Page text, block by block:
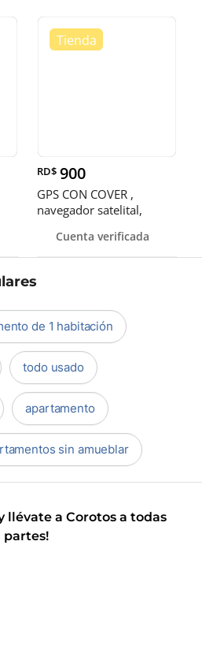
RD$ 900
GPS CON COVER ,
navegador satelital,
Cuenta verificada
de 1 habitación
todo usado
apartamento
sin amueblar
llévate a Corotos a todas
partes!